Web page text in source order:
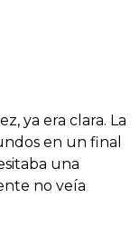
ya era clara. La
en un final
una
no veía